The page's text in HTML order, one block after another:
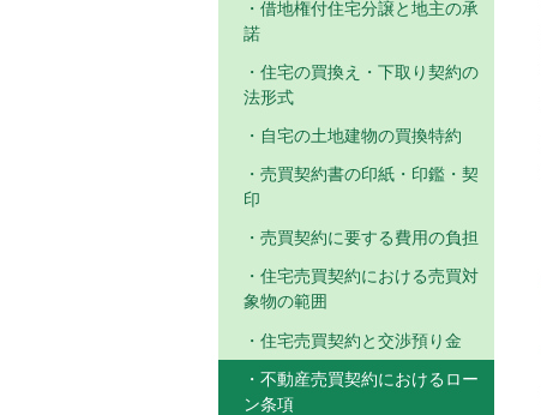
借地権付住宅分譲と地主の承
諾
住宅の買換え・下取り契約の
法形式
自宅の土地建物の買換特約
売買契約書の印紙・印鑑・契
印
売買契約に要する費用の負担
住宅売買契約における売買対
象物の範囲
住宅売買契約と交渉預り金
不動産売買契約におけるロー
ン条項